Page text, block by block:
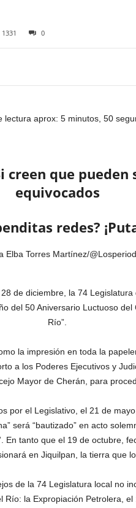
1331 0
lectura aprox: 5 minutos, 50
creen que
equivocados
redes?
Elba Torres Martínez/
de diciembre, la 74
del 50 Aniversario Luctuoso
Río”.
la impresión en toda la
a los Poderes Ejecutivos y
Mayor de Cherán, para
por el Legislativo, el 21 de
será “bautizado” en acto
En tanto que el 19 de octubre,
en Jiquilpan, la tierra que
de la 74 Legislatura local no
Río: la Expropiación Petrolera,